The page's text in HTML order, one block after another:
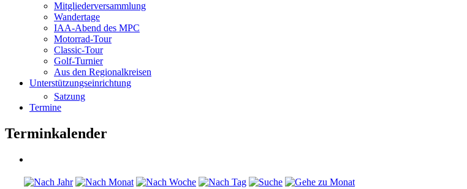
Mitgliederversammlung
Wandertage
IAA-Abend des MPC
Motorrad-Tour
Classic-Tour
Golf-Turnier
Aus den Regionalkreisen
Unterstützungseinrichtung
Satzung
Termine
Terminkalender